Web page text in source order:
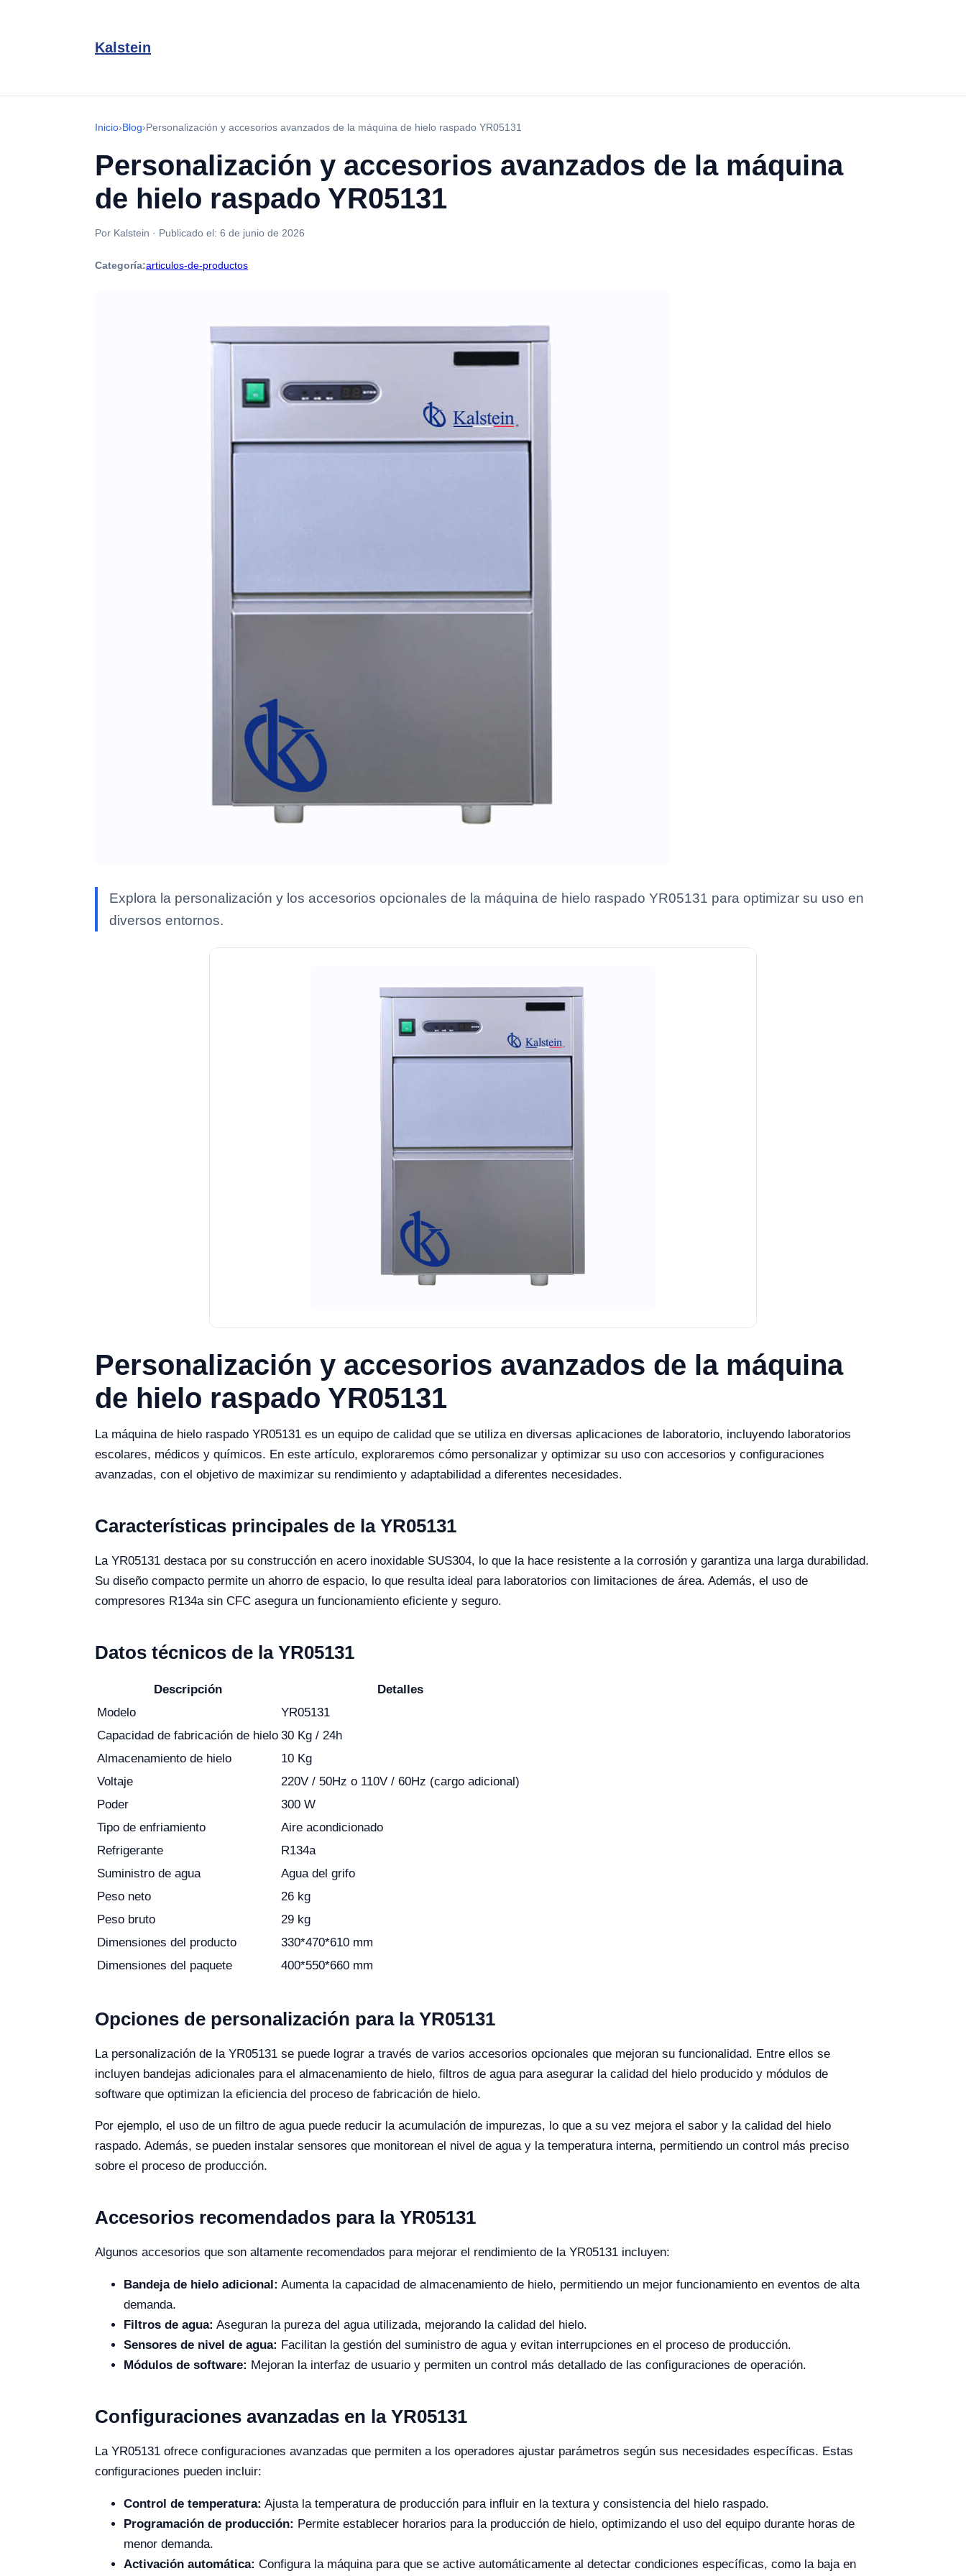
Kalstein
Inicio›Blog›Personalización y accesorios avanzados de la máquina de hielo raspado YR05131
Personalización y accesorios avanzados de la máquina
de hielo raspado YR05131
Por Kalstein · Publicado el: 6 de junio de 2026
Categoría:articulos-de-productos
Explora la personalización y los accesorios opcionales de la máquina de hielo raspado YR05131 para optimizar su uso en
diversos entornos.
Personalización y accesorios avanzados de la máquina
de hielo raspado YR05131
La máquina de hielo raspado YR05131 es un equipo de calidad que se utiliza en diversas aplicaciones de laboratorio, incluyendo laboratorios
escolares, médicos y químicos. En este artículo, exploraremos cómo personalizar y optimizar su uso con accesorios y configuraciones
avanzadas, con el objetivo de maximizar su rendimiento y adaptabilidad a diferentes necesidades.
Características principales de la YR05131
La YR05131 destaca por su construcción en acero inoxidable SUS304, lo que la hace resistente a la corrosión y garantiza una larga durabilidad.
Su diseño compacto permite un ahorro de espacio, lo que resulta ideal para laboratorios con limitaciones de área. Además, el uso de
compresores R134a sin CFC asegura un funcionamiento eficiente y seguro.
Datos técnicos de la YR05131
Descripción
Detalles
Modelo
YR05131
Capacidad de fabricación de hielo 30 Kg / 24h
Almacenamiento de hielo
10 Kg
Voltaje
220V / 50Hz o 110V / 60Hz (cargo adicional)
Poder
300 W
Tipo de enfriamiento
Aire acondicionado
Refrigerante
R134a
Suministro de agua
Agua del grifo
Peso neto
26 kg
Peso bruto
29 kg
Dimensiones del producto
330*470*610 mm
Dimensiones del paquete
400*550*660 mm
Opciones de personalización para la YR05131
La personalización de la YR05131 se puede lograr a través de varios accesorios opcionales que mejoran su funcionalidad. Entre ellos se
incluyen bandejas adicionales para el almacenamiento de hielo, filtros de agua para asegurar la calidad del hielo producido y módulos de
software que optimizan la eficiencia del proceso de fabricación de hielo.
Por ejemplo, el uso de un filtro de agua puede reducir la acumulación de impurezas, lo que a su vez mejora el sabor y la calidad del hielo
raspado. Además, se pueden instalar sensores que monitorean el nivel de agua y la temperatura interna, permitiendo un control más preciso
sobre el proceso de producción.
Accesorios recomendados para la YR05131
Algunos accesorios que son altamente recomendados para mejorar el rendimiento de la YR05131 incluyen:
Bandeja de hielo adicional: Aumenta la capacidad de almacenamiento de hielo, permitiendo un mejor funcionamiento en eventos de alta
demanda.
Filtros de agua: Aseguran la pureza del agua utilizada, mejorando la calidad del hielo.
Sensores de nivel de agua: Facilitan la gestión del suministro de agua y evitan interrupciones en el proceso de producción.
Módulos de software: Mejoran la interfaz de usuario y permiten un control más detallado de las configuraciones de operación.
Configuraciones avanzadas en la YR05131
La YR05131 ofrece configuraciones avanzadas que permiten a los operadores ajustar parámetros según sus necesidades específicas. Estas
configuraciones pueden incluir:
Control de temperatura: Ajusta la temperatura de producción para influir en la textura y consistencia del hielo raspado.
Programación de producción: Permite establecer horarios para la producción de hielo, optimizando el uso del equipo durante horas de
menor demanda.
Activación automática: Configura la máquina para que se active automáticamente al detectar condiciones específicas, como la baja en